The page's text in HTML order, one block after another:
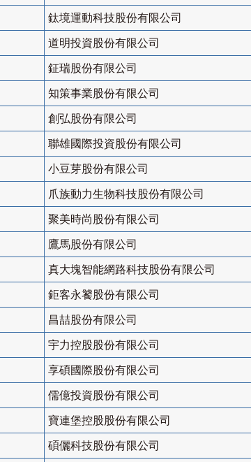
鈦境運動科技股份有限公司
道明投資股份有限公司
鉦瑞股份有限公司
知策事業股份有限公司
創弘股份有限公司
聯雄國際投資股份有限公司
小豆芽股份有限公司
爪族動力生物科技股份有限公司
聚美時尚股份有限公司
鷹馬股份有限公司
真大塊智能網路科技股份有限公司
鉅客永饕股份有限公司
昌喆股份有限公司
宇力控股股份有限公司
享碩國際股份有限公司
儒億投資股份有限公司
寶連堡控股股份有限公司
碩儷科技股份有限公司